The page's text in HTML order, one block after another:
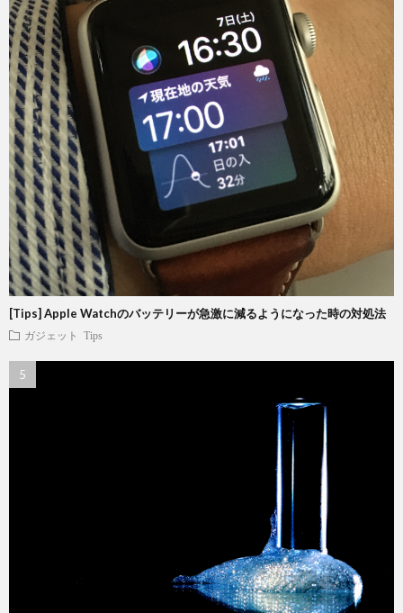
[Tips] Apple Watchのバッテリーが急激に減るようになった時の対処法
ガジェット Tips